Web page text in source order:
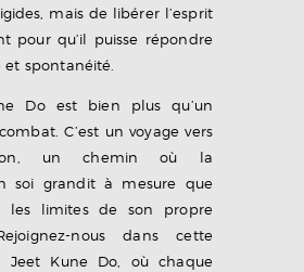
mais de libérer l’esprit
pour qu’il puisse répondre
et spontanéité.
Do est bien plus qu’un
C’est un voyage vers
un chemin où la
soi grandit à mesure que
les limites de son propre
nous dans cette
Jeet Kune Do, où chaque